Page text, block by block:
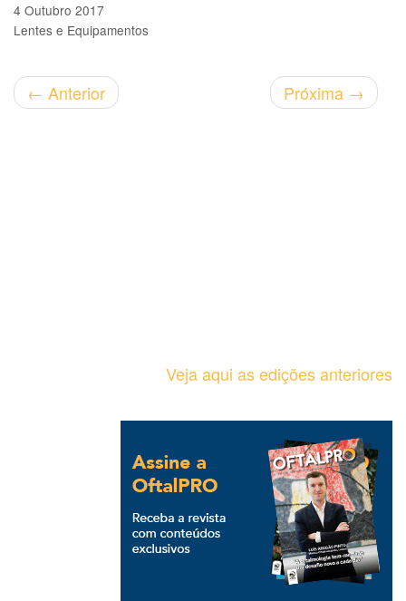
4 Outubro 2017
Lentes e Equipamentos
← Anterior Próxima →
Veja aqui as edições anteriores